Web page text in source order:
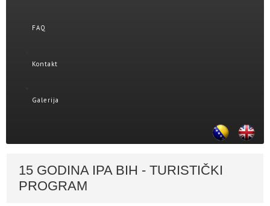
FAQ
Kontakt
Galerija
15 GODINA IPA BIH - TURISTIČKI
PROGRAM